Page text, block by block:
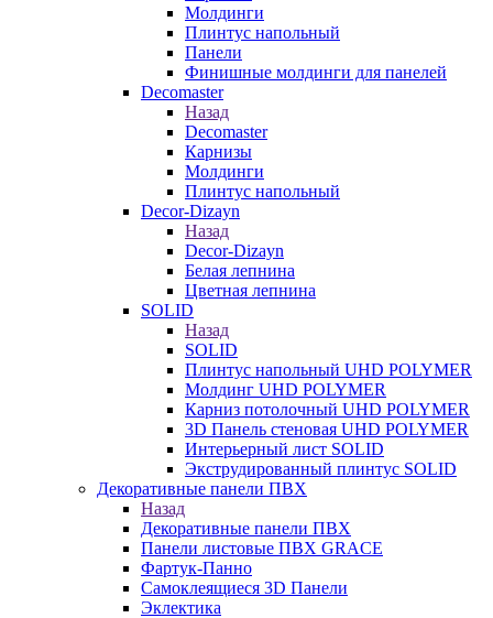
Молдинги
Плинтус напольный
Панели
Финишные молдинги для панелей
Decomaster
Назад
Decomaster
Карнизы
Молдинги
Плинтус напольный
Decor-Dizayn
Назад
Decor-Dizayn
Белая лепнина
Цветная лепнина
SOLID
Назад
SOLID
Плинтус напольный UHD POLYMER
Молдинг UHD POLYMER
Карниз потолочный UHD POLYMER
3D Панель стеновая UHD POLYMER
Интерьерный лист SOLID
Экструдированный плинтус SOLID
Декоративные панели ПВХ
Назад
Декоративные панели ПВХ
Панели листовые ПВХ GRACE
Фартук-Панно
Самоклеящиеся 3D Панели
Эклектика